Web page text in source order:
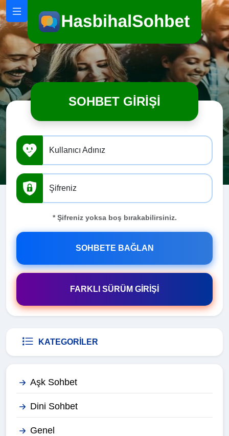
SOHBET GIRIŞI
Kullanıcı Adınız
Şifreniz
* Şifreniz yoksa boş bırakabilirsiniz.
SOHBETE BAĞLAN
FARKLI SÜRÜM GİRİŞİ
KATEGORILER
Aşk Sohbet
Dini Sohbet
Genel